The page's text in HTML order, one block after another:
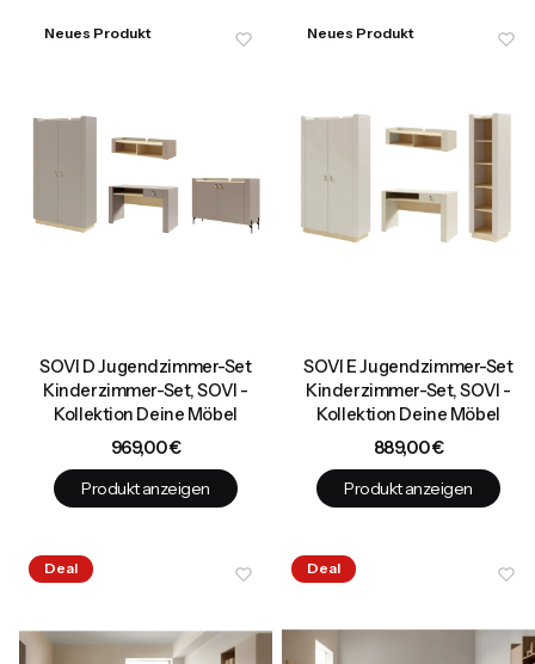
Neues Produkt
SOVI D Jugendzimmer-Set
Kinderzimmer-Set, SOVI -
Kollektion Deine Möbel
Preis
969,00 €
Produkt anzeigen
Neues Produkt
SOVI E Jugendzimmer-Set
Kinderzimmer-Set, SOVI -
Kollektion Deine Möbel
Preis
889,00 €
Produkt anzeigen
Deal Deal